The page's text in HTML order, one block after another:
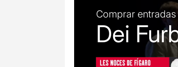
Comprar
Dei